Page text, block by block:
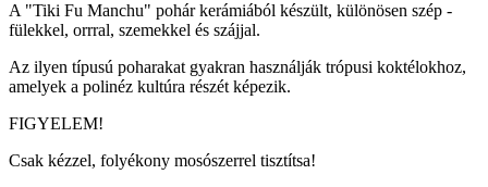
A "Tiki Fu Manchu" pohár kerámiából készült, különösen szép -
fülekkel, orrral, szemekkel és szájjal.
Az ilyen típusú poharakat gyakran használják trópusi koktélokhoz,
amelyek a polinéz kultúra részét képezik.
FIGYELEM!
Csak kézzel, folyékony mosószerrel tisztítsa!